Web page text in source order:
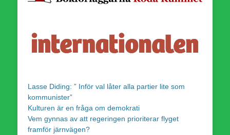
Lasse Diding: ” Inför val låter alla partier lite som
kommunister”
Kulturen är en fråga om demokrati
Vem gynnas av att regeringen prioriterar flyget
framför järnvägen?